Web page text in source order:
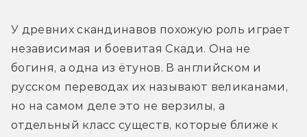
У древних скандинавов похожую роль играет
независимая и боевитая Скади. Она не
богиня, а одна из ётунов. В английском и
русском переводах их называют великанами,
но на самом деле это не верзилы, а
отдельный класс существ, которые ближе к